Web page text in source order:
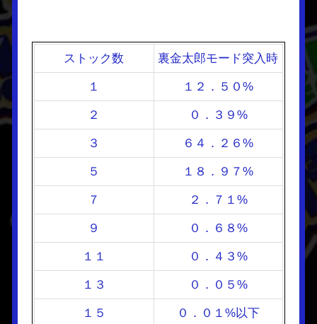
ストック数 裏金太郎モード突入時
１ １２．５０%
２ ０．３９%
３ ６４．２６%
５ １８．９７%
７ ２．７１%
９ ０．６８%
１１ ０．４３%
１３ ０．０５%
１５ ０．０１%以下